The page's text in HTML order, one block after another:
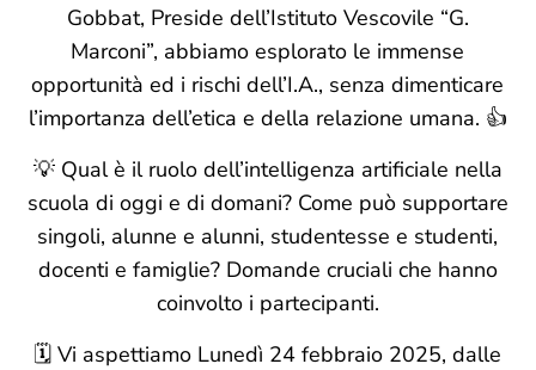
Gobbat, Preside dell’Istituto Vescovile “G.
Marconi”, abbiamo esplorato le immense
opportunità ed i rischi dell’I.A., senza dimenticare
l’importanza dell’etica e della relazione umana. 👍
💡 Qual è il ruolo dell’intelligenza artificiale nella
scuola di oggi e di domani? Come può supportare
singoli, alunne e alunni, studentesse e studenti,
docenti e famiglie? Domande cruciali che hanno
coinvolto i partecipanti.
🗓️ Vi aspettiamo Lunedì 24 febbraio 2025, dalle